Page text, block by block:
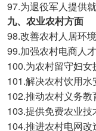
97.为退役军人提供
九、农业农村方面
98.改善农村人居环境
99.加强农村电商人
100.为农村留守妇女
101.解决农村饮用水
102.推动农村义务教
103.提供免费农业技
104.推进农村电网改